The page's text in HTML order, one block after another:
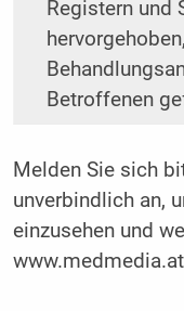
Registern und
Betroffenen
Melden Sie sich
unverbindlich an,
einzusehen und